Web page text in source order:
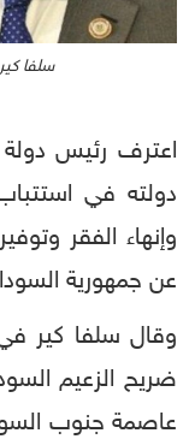
سلفا
اعترف رئيس
دولته في
وإنهاء الفقر
عن جمهورية
وقال سلفا كير
ضريح الزعيم
عاصمة جنوب